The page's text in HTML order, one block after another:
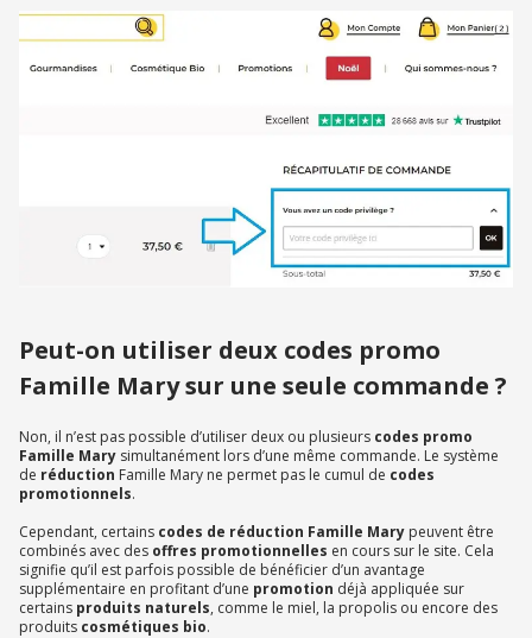
Peut-on utiliser deux codes promo
Famille Mary sur une seule commande ?
Non, il n’est pas possible d’utiliser deux ou plusieurs codes promo
Famille Mary simultanément lors d’une même commande. Le système
de réduction Famille Mary ne permet pas le cumul de codes
promotionnels.
Cependant, certains codes de réduction Famille Mary peuvent être
combinés avec des offres promotionnelles en cours sur le site. Cela
signifie qu’il est parfois possible de bénéficier d’un avantage
supplémentaire en profitant d’une promotion déjà appliquée sur
certains produits naturels, comme le miel, la propolis ou encore des
produits cosmétiques bio.